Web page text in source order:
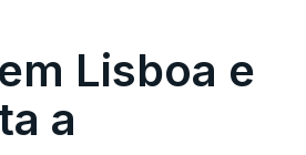
Lisboa e
a